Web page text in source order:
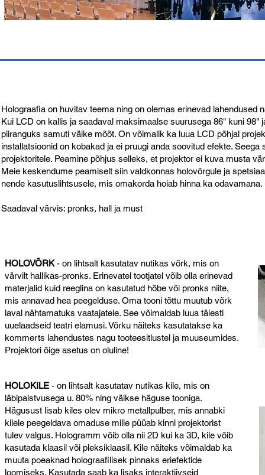
Holograafia on huvitav teema ning on olemas erinevad lahendused
Kui LCD on kallis ja saadaval maksimaalse suurusega 86" kuni 98"
piiranguks samuti väike mõõt. On võimalik ka luua LCD põhjal
installatsioonid on kobakad ja ei pruugi anda soovitud efekte. Seega
projektoritele. Peamine põhjus selleks, et projektor ei kuva musta
Meie keskendume peamiselt siin valdkonnas holovõrgule ja
nende kasutuslihtsusele, mis omakorda hoiab hinna ka odavamana.
Saadaval värvis: pronks, hall ja must
HOLOVÕRK- on lihtsalt kasutatav nutikas võrk, mis on
värvilt hallikas-pronks. Erinevatel tootjatel võib olla erinevad
materjalid kuid reeglina on kasutatud hõbe või pronks niite,
mis annavad hea peegelduse. Oma tooni tõttu muutub võrk
laval nähtamatuks vaatajatele. See võimaldab luua täiesti
uuelaadseid teatri elamusi. Võrku näiteks kasutatakse ka
kommerts lahendustes nagu tooteesitlustel ja muuseumides.
Projektori õige asetus on oluline!
HOLOKILE - on lihtsalt kasutatav nutikas kile, mis on
läbipaistvusega u. 80% ning väikse häguse tooniga.
Hägusust lisab kiles olev mikro metallpulber, mis annabki
kilele peegeldava omaduse mille püüab kinni projektorist
tulev valgus. Hologramm võib olla nii 2D kui ka 3D, kile võib
kasutada klaasil või pleksiklaasil. Kile näiteks võimaldab ka
muuta poeaknad holograafilisek pinnaks eriefektide
loomiseks. Kasutada saab ka lisaks interaktiivseid